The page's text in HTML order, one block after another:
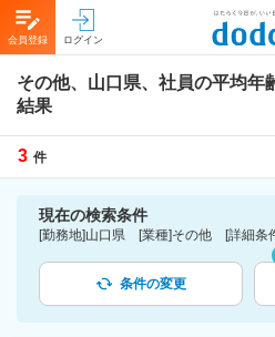
会員登録 ログイン
その他、山口県、社員の平均年
結果
3 件
現在の検索条件
[勤務地]山口県 [業種]その他 [詳細条
条件の変更